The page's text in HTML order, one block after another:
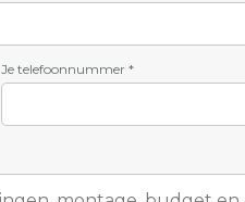
Je telefoonnummer *